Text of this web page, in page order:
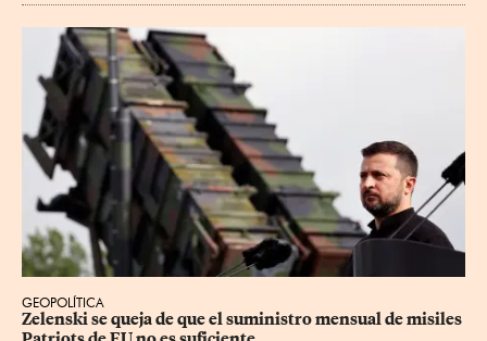
GEOPOLÍTICA
Zelenski se queja de que el suministro mensual de misiles